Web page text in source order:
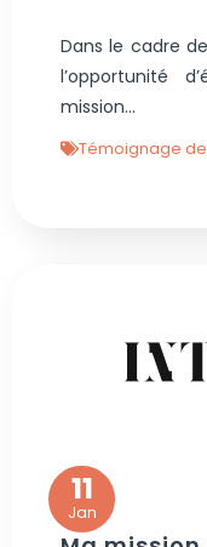
Dans le cadre
l’opportunité
mission...
Témoignage
11
Jan